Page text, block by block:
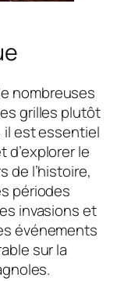
nombreuses
grilles plutôt
est essentiel
d’explorer le
de l’histoire,
périodes
invasions et
événements
sur la